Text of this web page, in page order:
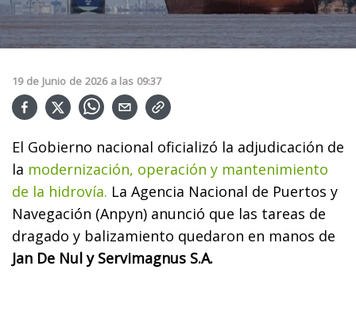
19 de Junio de 2026 a las 09:37
El Gobierno nacional oficializó la adjudicación de
la modernización, operación y mantenimiento
de la hidrovía. La Agencia Nacional de Puertos y
Navegación (Anpyn) anunció que las tareas de
dragado y balizamiento quedaron en manos de
Jan De Nul y Servimagnus S.A.